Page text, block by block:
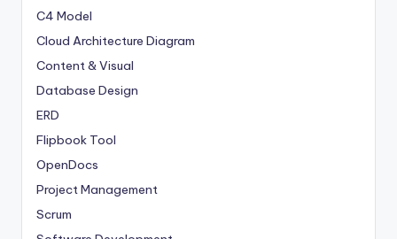
C4 Model
Cloud Architecture Diagram
Content & Visual
Database Design
ERD
Flipbook Tool
OpenDocs
Project Management
Scrum